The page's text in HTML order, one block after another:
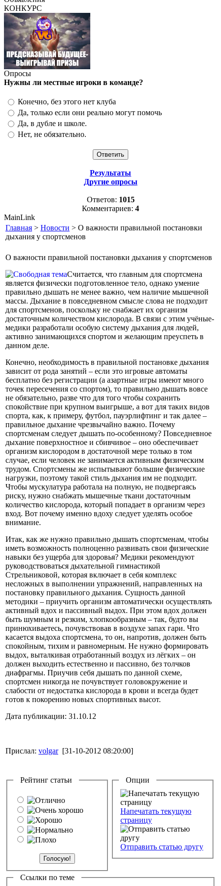
КОНКУРС
Опросы
Нужны ли местные игроки в команде?
Конечно, без этого нет клуба
Да, только если они реально могут помочь
Да, в дубле и школе.
Нет, не обязательно.
Результаты
Другие опросы
Ответов: 1015
Комментариев: 4
MainLink
Главная > Новости > О важности правильной постановки
дыхания у спортсменов
О важности правильной постановки дыхания у спортсменов
Считается, что главным для спортсмена
является физически подготовленное тело, однако умение
правильно дышать не менее важно, чем наличие мышечной
массы. Дыхание в повседневном смысле слова не подходит
для спортсменов, поскольку не снабжает их организм
достаточным количеством кислорода. В связи с этим учёные-
медики разработали особую систему дыхания для людей,
активно занимающихся спортом и желающим преуспеть в
данном деле.
Конечно, необходимость в правильной постановке дыхания
зависит от рода занятий – если это игровые автоматы
бесплатно без регистрации (а азартные игры имеют много
точек пересечения со спортом), то правильно дышать вовсе
не обязательно, разве что для того чтобы сохранить
спокойствие при крупном выигрыше, а вот для таких видов
спорта, как, к примеру, футбол, пауэрлифтинг и так далее –
правильное дыхание чрезвычайно важно. Почему
спортсменам следует дышать по-особенному? Повседневное
дыхание поверхностное и сбивчивое – оно обеспечивает
организм кислородом в достаточной мере только в том
случае, если человек не занимается активным физическим
трудом. Спортсмены же испытывают большие физические
нагрузки, поэтому такой стиль дыхания им не подходит.
Чтобы мускулатура работала на полную, не подвергаясь
риску, нужно снабжать мышечные ткани достаточным
количество кислорода, который попадает в организм через
вход. Вот почему именно вдоху следует уделять особое
внимание.
Итак, как же нужно правильно дышать спортсменам, чтобы
иметь возможность полноценно развивать свои физические
навыки без ущерба для здоровья? Медики рекомендуют
руководствоваться дыхательной гимнастикой
Стрельниковой, которая включает в себя комплекс
несложных в выполнении упражнений, направленных на
постановку правильного дыхания. Сущность данной
методики – приучить организм автоматически осуществлять
активный вдох и пассивный выдох. При этом вдох должен
быть шумным и резким, хлопкообразным – так, будто вы
принюхиваетесь, почувствовав в воздухе запах гари. Что
касается выдоха спортсмена, то он, напротив, должен быть
спокойным, тихим и равномерным. Не нужно формировать
выдох, выталкивая отработанный воздух из лёгких – он
должен выходить естественно и пассивно, без толчков
диафрагмы. Приучив себя дышать по данной схеме,
спортсмен никогда не почувствует головокружение и
слабости от недостатка кислорода в крови и всегда будет
готов к покорению новых спортивных высот.
Дата публикации: 31.10.12
Прислал: volgar [31-10-2012 08:20:00]
Рейтинг статьи Опции
Напечатать текущую
страницу
Отправить статью другу
Ссылки по теме